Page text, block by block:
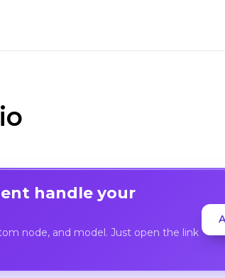
handle your
node, and model. Just open the link